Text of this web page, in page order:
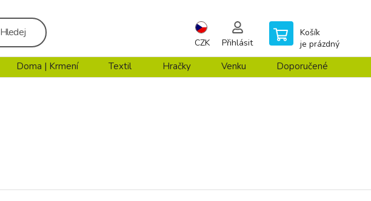
Hledej
CZK Přihlásit
Košík
je prázdný
Doma | Krmení Textil Hračky Venku Doporučené